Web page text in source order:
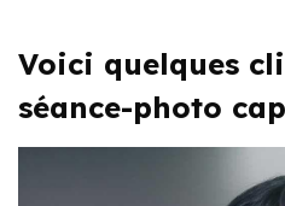
Voici quelques
séance-photo